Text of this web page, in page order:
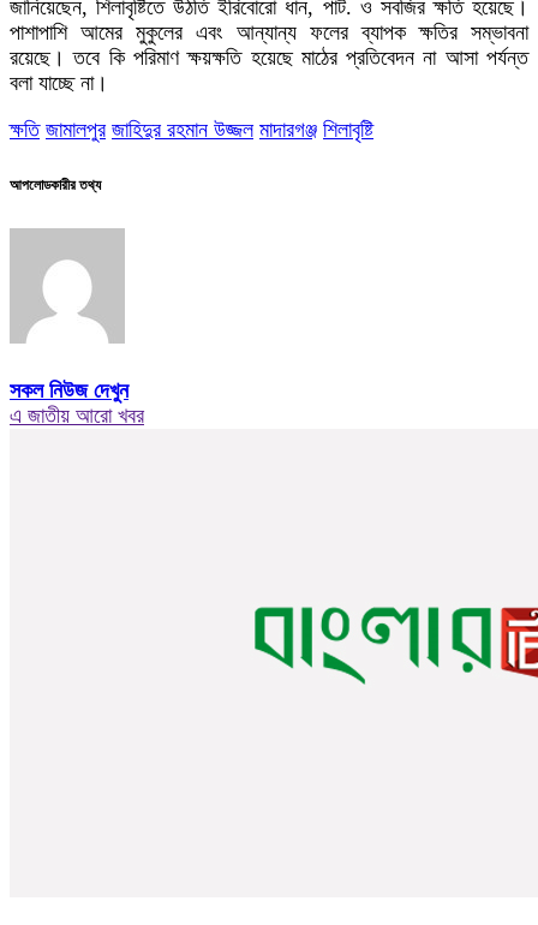
জানিয়েছেন, শিলাবৃষ্টিতে উঠতি ইরিবোরো ধান, পাট. ও সবজির ক্ষতি হয়েছে।
পাশাপাশি আমের মুকুলের এবং আন্যান্য ফলের ব্যাপক ক্ষতির সম্ভাবনা
রয়েছে। তবে কি পরিমাণ ক্ষয়ক্ষতি হয়েছে মাঠের প্রতিবেদন না আসা পর্যন্ত
বলা যাচ্ছে না।
ক্ষতি জামালপুর জাহিদুর রহমান উজ্জল মাদারগঞ্জ শিলাবৃষ্টি
আপলোডকারীর তথ্য
সকল নিউজ দেখুন
এ জাতীয় আরো খবর